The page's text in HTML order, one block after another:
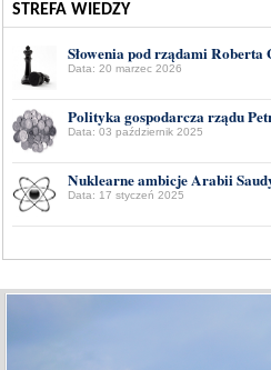
STREFA WIEDZY
Słowenia pod rządami
Data: 20 marzec 2026
Polityka gospodarcza rządu
Data: 03 październik 2025
Nuklearne ambicje Arabii
Data: 17 styczeń 2025